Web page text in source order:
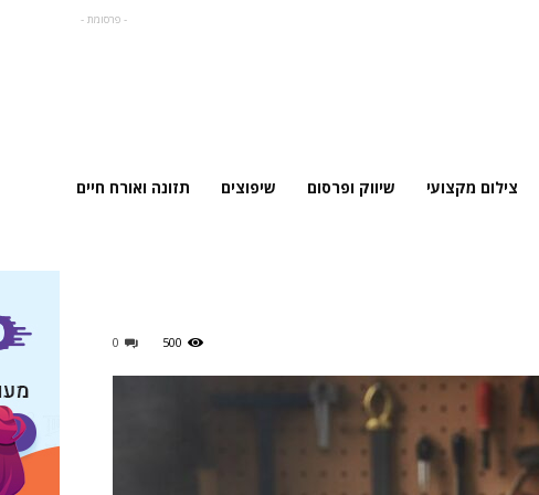
- פרסומת -
צילום מקצועי שיווק ופרסום שיפוצים תזונה ואורח חיים
0 500